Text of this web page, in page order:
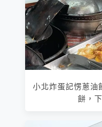
小北炸蛋記愣蔥油
餅，